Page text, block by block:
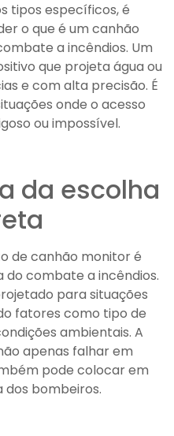
tipos específicos, é
o que é um canhão
a incêndios. Um
que projeta água ou
e com alta precisão. É
onde o acesso
ou impossível.
da escolha
de canhão monitor é
combate a incêndios.
para situações
fatores como tipo de
ambientais. A
apenas falhar em
pode colocar em
dos bombeiros.